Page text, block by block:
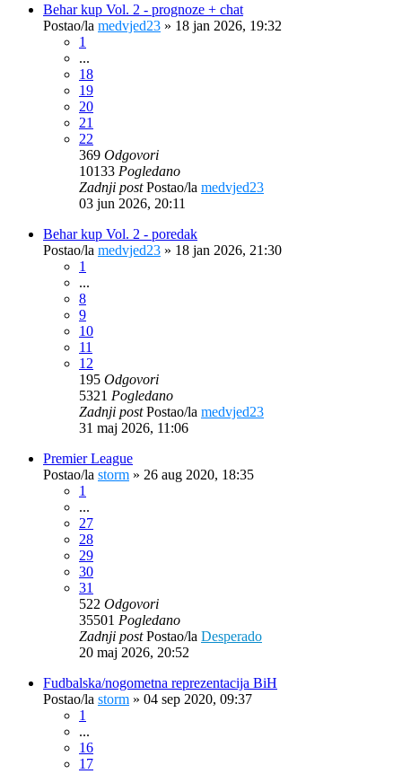
Behar kup Vol. 2 - prognoze + chat
Postao/la medvjed23 » 18 jan 2026, 19:32
1
...
18
19
20
21
22
369 Odgovori
10133 Pogledano
Zadnji postPostao/la medvjed23
03 jun 2026, 20:11
Behar kup Vol. 2 - poredak
Postao/la medvjed23 » 18 jan 2026, 21:30
1
...
8
9
10
11
12
195 Odgovori
5321 Pogledano
Zadnji postPostao/la medvjed23
31 maj 2026, 11:06
Premier League
Postao/la storm » 26 aug 2020, 18:35
1
...
27
28
29
30
31
522 Odgovori
35501 Pogledano
Zadnji postPostao/la Desperado
20 maj 2026, 20:52
Fudbalska/nogometna reprezentacija BiH
Postao/la storm » 04 sep 2020, 09:37
1
...
16
17